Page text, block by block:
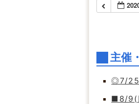
主催
◎7/25(
■8/9(